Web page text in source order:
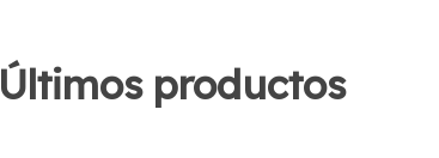
Últimos productos